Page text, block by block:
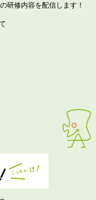
研修内容を配信します！